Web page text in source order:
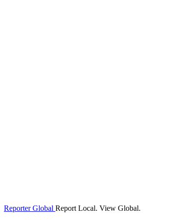
Reporter Global Report Local. View Global.